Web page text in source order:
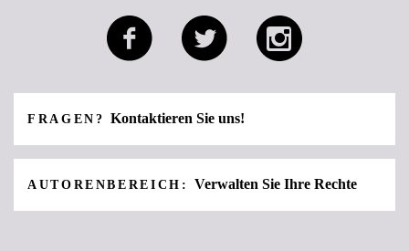
FRAGEN? Kontaktieren Sie uns!
AUTORENBEREICH: Verwalten Sie Ihre Rechte